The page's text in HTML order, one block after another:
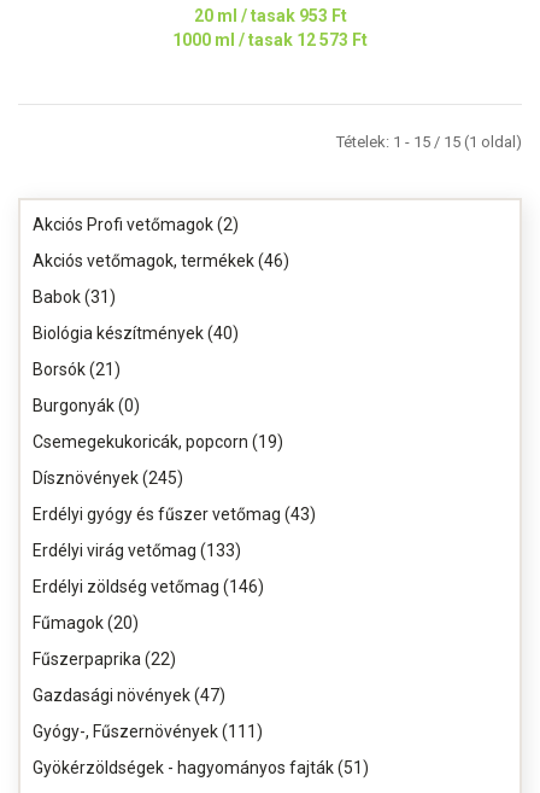
Akciós Profi vetőmagok (2)
Akciós vetőmagok, termékek (46)
Babok (31)
Biológia készítmények (40)
Borsók (21)
Burgonyák (0)
Csemegekukoricák, popcorn (19)
Dísznövények (245)
Erdélyi gyógy és fűszer vetőmag (43)
Erdélyi virág vetőmag (133)
Erdélyi zöldség vetőmag (146)
Fűmagok (20)
Fűszerpaprika (22)
Gazdasági növények (47)
Gyógy-, Fűszernövények (111)
Gyökérzöldségek - hagyományos fajták (51)
20 ml / tasak 953 Ft
1000 ml / tasak 12 573 Ft
Tételek: 1 - 15 / 15 (1 oldal)